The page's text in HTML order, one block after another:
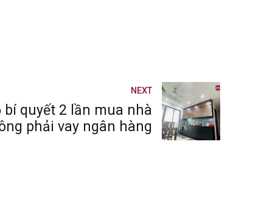
NEXT
quyết 2 lần mua nhà
phải vay ngân hàng